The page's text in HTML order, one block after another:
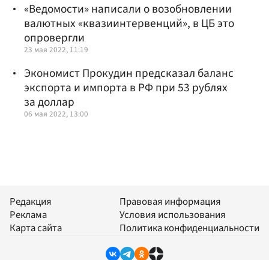
«Ведомости» написали о возобновлении
валютных «квазиинтервенций», в ЦБ это
опровергли
23 мая 2022, 11:19
Экономист Прокудин предсказал баланс
экспорта и импорта в РФ при 53 рублях
за доллар
06 мая 2022, 13:00
Редакция
Реклама
Карта сайта
Правовая информация
Условия использования
Политика конфиденциальности